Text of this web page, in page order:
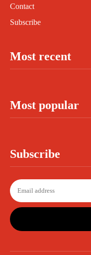
Contact
Subscribe
Most recent
Most popular
Subscribe